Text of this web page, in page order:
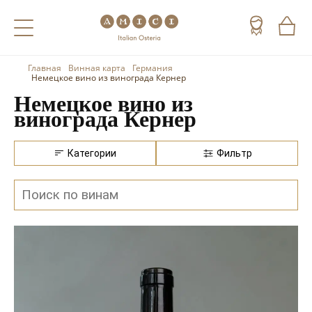
Назад
Холодные напитки
Чай
Кофе
Назад
Вино
Шампанское
Игристое вино
Портвейн
Херес
Назад
Виски
Коньяк
Арманьяк
Текила
Мескаль
Главная Винная карта
Германия
Немецкое вино из винограда Кернер
Немецкое вино из
винограда Кернер
Категории Фильтр